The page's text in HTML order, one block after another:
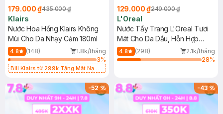
179.000 ₫435.000 ₫
Klairs
Nước Hoa Hồng Klairs Không
Mùi Cho Da Nhạy Cảm 180ml
4.8 (148)
1.8k/tháng
3%
Bill Klairs từ 299k Tặng Mặt Nạ
25ml (SL Có Hạn)
129.000 ₫249.000 ₫
L'Oreal
Nước Tẩy Trang L'Oreal Tươi
Mát Cho Da Dầu, Hỗn Hợp
400ml
4.8 (298)
2.1k/tháng
28%
-52% -43%